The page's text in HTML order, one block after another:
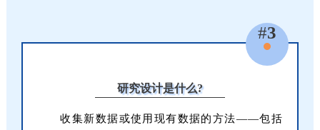
#3
研究设计是什么?
收集新数据或使用现有数据的方法——包括